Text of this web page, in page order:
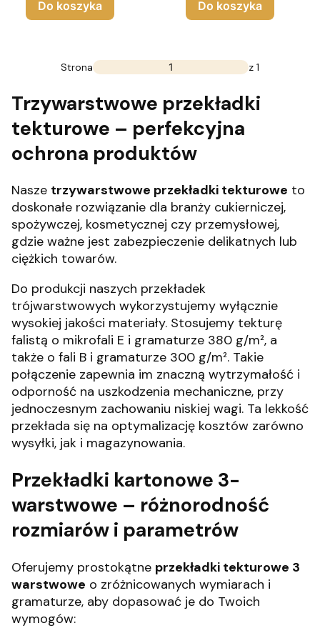
Do koszyka Do koszyka
Strona z 1
Trzywarstwowe przekładki
tekturowe – perfekcyjna
ochrona produktów
Nasze trzywarstwowe przekładki tekturowe to
doskonałe rozwiązanie dla branży cukierniczej,
spożywczej, kosmetycznej czy przemysłowej,
gdzie ważne jest zabezpieczenie delikatnych lub
ciężkich towarów.
Do produkcji naszych przekładek
trójwarstwowych wykorzystujemy wyłącznie
wysokiej jakości materiały. Stosujemy tekturę
falistą o mikrofali E i gramaturze 380 g/m², a
także o fali B i gramaturze 300 g/m². Takie
połączenie zapewnia im znaczną wytrzymałość i
odporność na uszkodzenia mechaniczne, przy
jednoczesnym zachowaniu niskiej wagi. Ta lekkość
przekłada się na optymalizację kosztów zarówno
wysyłki, jak i magazynowania.
Przekładki kartonowe 3-
warstwowe – różnorodność
rozmiarów i parametrów
Oferujemy prostokątne przekładki tekturowe 3
warstwowe o zróżnicowanych wymiarach i
gramaturze, aby dopasować je do Twoich
wymogów: